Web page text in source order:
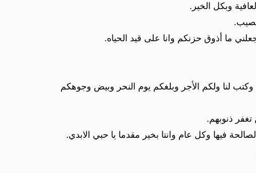
وبكل الخير.
ما أذوق حزنكم وانا على قيد الحياه.
لنا ولكم الأجر وبلغكم يوم النحر وبيض وجوهكم
ذنوبهم.
فيها وكل عام وانتا بخير مقدما يا حبي الابدي.